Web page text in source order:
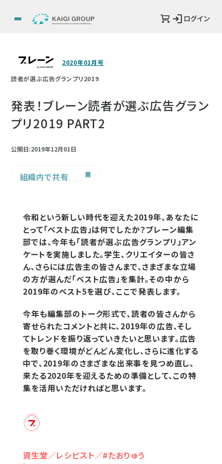
ログイン
2020年01月号
読者が選ぶ広告グランプリ2019
発表！ブレーン読者が選ぶ広告グラン
プリ2019 PART2
公開日:2019年12月01日
組織内で共有
令和という新しい時代を迎えた2019年、あなたに
とって「ベスト広告」は何でしたか？ブレーン編集
部では、今年も「読者が選ぶ広告グランプリ」アン
ケートを実施しました。学生、クリエイターの皆さ
ん、さらには広告主の皆さんまで、さまざまな立場
の方が選んだ「ベスト広告」を集計。その中から
2019年のベスト5を選び、ここで発表します。
今年も編集部のトーク形式で、読者の皆さんから
寄せられたコメントと共に、2019年の広告、そし
てトレンドを振り返っていきたいと思います。広告
を取り巻く環境がどんどん変化し、さらに進化する
中で、2019年のさまざまな出来事を見つめ直し、
来たる2020年を迎えるための準備として、この特
集を活用いただければと思います。
資生堂／レシピスト／#たおりゅう